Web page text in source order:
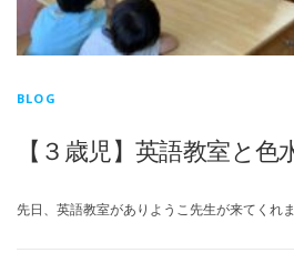
BLOG
【３歳児】英語教室と色
先日、英語教室がありようこ先生が来てくれ